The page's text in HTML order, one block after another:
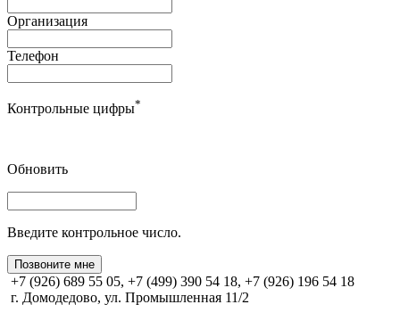
Организация
Телефон
Контрольные цифры*
Обновить
Введите контрольное число.
Позвоните мне
+7 (926) 689 55 05, +7 (499) 390 54 18, +7 (926) 196 54 18
г. Домодедово, ул. Промышленная 11/2